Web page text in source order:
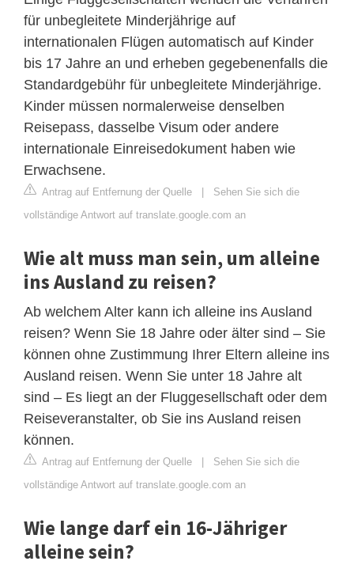
für unbegleitete Minderjährige auf
internationalen Flügen automatisch auf Kinder
bis 17 Jahre an und erheben gegebenenfalls die
Standardgebühr für unbegleitete Minderjährige.
Kinder müssen normalerweise denselben
Reisepass, dasselbe Visum oder andere
internationale Einreisedokument haben wie
Erwachsene.
Antrag auf Entfernung der Quelle | Sehen Sie sich die
vollständige Antwort auf translate.google.com an
Wie alt muss man sein, um alleine
ins Ausland zu reisen?
Ab welchem ​​Alter kann ich alleine ins Ausland
reisen? Wenn Sie 18 Jahre oder älter sind – Sie
können ohne Zustimmung Ihrer Eltern alleine ins
Ausland reisen. Wenn Sie unter 18 Jahre alt
sind – Es liegt an der Fluggesellschaft oder dem
Reiseveranstalter, ob Sie ins Ausland reisen
können.
Antrag auf Entfernung der Quelle | Sehen Sie sich die
vollständige Antwort auf translate.google.com an
Wie lange darf ein 16-Jähriger
alleine sein?